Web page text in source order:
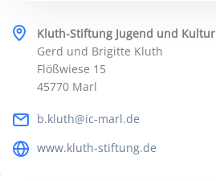
Kluth-Stiftung Jugend und Kultur
Gerd und Brigitte Kluth
Flößwiese 15
45770 Marl
b.kluth@ic-marl.de
www.kluth-stiftung.de